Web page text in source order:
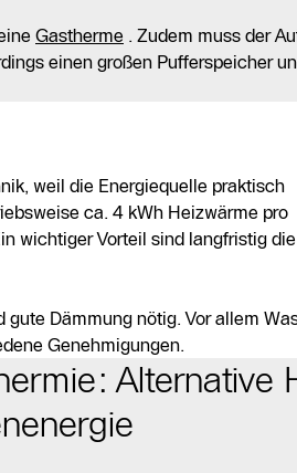
Gastherme . Zudem muss der
einen großen Pufferspeicher
weil die Energiequelle praktisch
ca. 4 kWh Heizwärme pro
wichtiger Vorteil sind langfristig
Dämmung nötig. Vor allem
Genehmigungen.
Alternative